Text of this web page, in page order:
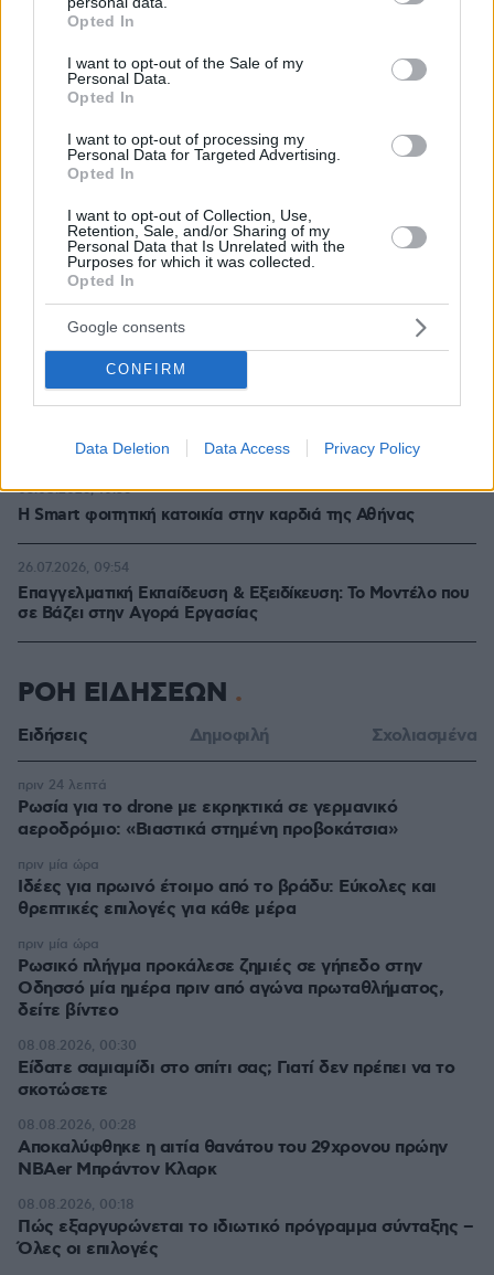
grant or deny consent to Google and its third-party tags to
use your data for below specified purposes in below Google
consent section.
Opted In
I want to opt-out of the Sale of my
Personal Data.
Opted In
I want to opt-out of processing my
Personal Data for Targeted Advertising.
Opted In
I want to opt-out of Collection, Use,
Retention, Sale, and/or Sharing of my
Personal Data that Is Unrelated with the
Purposes for which it was collected.
Opted In
Google consents
CONFIRM
Data Deletion Data Access Privacy Policy
Το μέλλον της τεχνολογίας
27.07.2026, 06:00
Η Smart φοιτητική κατοικία στην καρδιά της Αθήνας
03.08.2026, 10:56
Επαγγελματική Εκπαίδευση & Εξειδίκευση: Το Mοντέλο που
σε Bάζει στην Aγορά Eργασίας
26.07.2026, 09:54
ΡΟΗ ΕΙΔΗΣΕΩΝ
Ειδήσεις Δημοφιλή Σχολιασμένα
Ρωσία για το drone με εκρηκτικά σε γερμανικό
αεροδρόμιο: «Βιαστικά στημένη προβοκάτσια»
πριν 24 λεπτά
Ιδέες για πρωινό έτοιμο από το βράδυ: Εύκολες και
θρεπτικές επιλογές για κάθε μέρα
πριν μία ώρα
Ρωσικό πλήγμα προκάλεσε ζημιές σε γήπεδο στην
Οδησσό μία ημέρα πριν από αγώνα πρωταθλήματος,
δείτε βίντεο
πριν μία ώρα
Είδατε σαμιαμίδι στο σπίτι σας; Γιατί δεν πρέπει να το
σκοτώσετε
08.08.2026, 00:30
Αποκαλύφθηκε η αιτία θανάτου του 29χρονου πρώην
NBAer Μπράντον Κλαρκ
08.08.2026, 00:28
Πώς εξαργυρώνεται το ιδιωτικό πρόγραμμα σύνταξης –
Όλες οι επιλογές
08.08.2026, 00:18